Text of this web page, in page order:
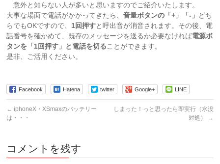
意外と知らない人が多いと思いますのでご紹介いたします。
大事な場面で電話がかかってきたら、音量ボタンの「+」「-」 どち
らでもOKですので、 1回押すと呼出音が消音されます。その後、電
話番号を確かめて、既存のメッセージを送るか必要なければ電源ボ
タンを「1回押す」と電話を切ることができます。
是非、ご活用ください。
Facebook Hatena twitter Google+ LINE
← iphoneX・XSmaxのバッテリー
は・・・
しまった！っと思ったら即実行（水没
対処）
→
コメントを残す